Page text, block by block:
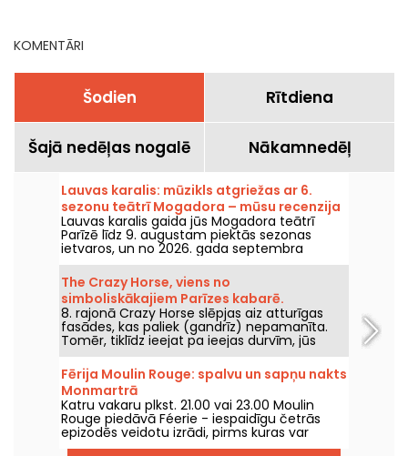
KOMENTĀRI
Šodien Rītdiena
Šajā nedēļas nogalē Nākamnedēļ
Lauvas karalis: mūzikls atgriežas ar 6.
sezonu teātrī Mogadora – mūsu recenzija
Lauvas karalis gaida jūs Mogadora teātrī
Parīzē līdz 9. augustam piektās sezonas
ietvaros, un no 2026. gada septembra
uzsāks sestās sezonas, vairāk nekā desmit
gadus pēc pēdējās izrādes šajā Parīzes zālē.
Mēs to esam redzējuši, jums visu pastāstām!
The Crazy Horse, viens no
simboliskākajiem Parīzes kabarē.
8. rajonā Crazy Horse slēpjas aiz atturīgas
fasādes, kas paliek (gandrīz) nepamanīta.
Tomēr, tiklīdz ieejat pa ieejas durvīm, jūs
pārcelsieties pavisam citā atmosfērā, jo jūs
varēsiet vērot brīnišķīgu šovu ar dejām,
priekšnesumiem un izgaismotu dekorāciju.
Fērija Moulin Rouge: spalvu un sapņu nakts
Monmartrā
Katru vakaru plkst. 21.00 vai 23.00 Moulin
Rouge piedāvā Féerie - iespaidīgu četrās
epizodēs veidotu izrādi, pirms kuras var
ieturēt vai neieturēt šefpavāra veidotas